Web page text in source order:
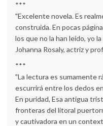
***
"Excelente novela. Es
construida. En pocas
los que no la han leído, yo
Johanna Rosaly, actriz y
***
"La lectura es sumamente
escurrirá entre los dedos
En puridad, Esa antigua
fronteras del litoral
y cautivadora en un